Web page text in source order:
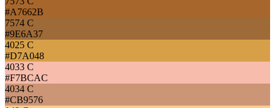
#A7662B
7574 C
#9E6A37
4025 C
#D7A048
4033 C
#F7BCAC
4034 C
#CB9576